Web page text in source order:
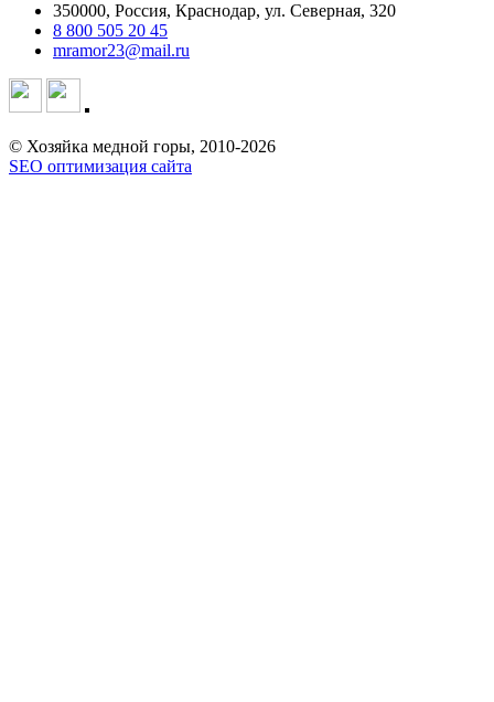
350000, Россия, Краснодар, ул. Северная, 320
8 800 505 20 45
mramor23@mail.ru
© Хозяйка медной горы, 2010-2026
SEO оптимизация сайта